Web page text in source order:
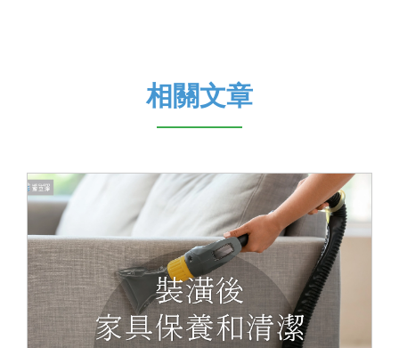
相關文章